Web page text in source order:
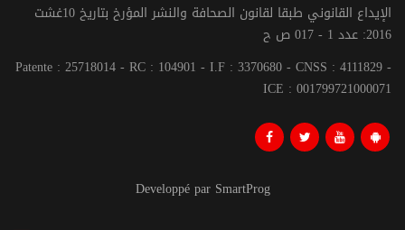
الإيداع القانوني طبقا لقانون الصحافة والنشر المؤرخ بتاريخ 10غشت
2016: عدد 1 - 017 ص ح
Patente : 25718014 - RC : 104901 - I.F : 3370680 - CNSS : 4111829 -
ICE : 001799721000071
Developpé par SmartProg